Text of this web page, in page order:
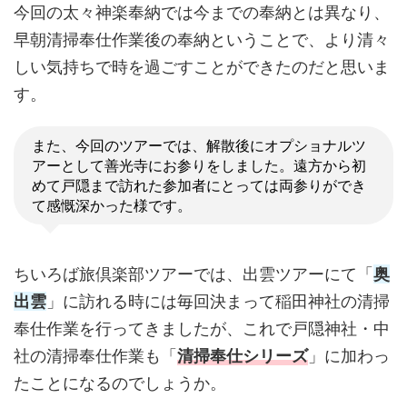
今回の太々神楽奉納では今までの奉納とは異なり、
早朝清掃奉仕作業後の奉納ということで、より清々
しい気持ちで時を過ごすことができたのだと思いま
す。
また、今回のツアーでは、解散後にオプショナルツ
アーとして善光寺にお参りをしました。遠方から初
めて戸隠まで訪れた参加者にとっては両参りができ
て感慨深かった様です。
ちいろば旅倶楽部ツアーでは、出雲ツアーにて「 奥
出雲 」に訪れる時には毎回決まって稲田神社の清掃
奉仕作業を行ってきましたが、これで戸隠神社・中
社の清掃奉仕作業も「 清掃奉仕シリーズ」に加わっ
たことになるのでしょうか。